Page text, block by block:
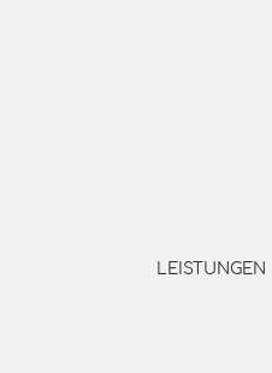
LEISTUNGEN